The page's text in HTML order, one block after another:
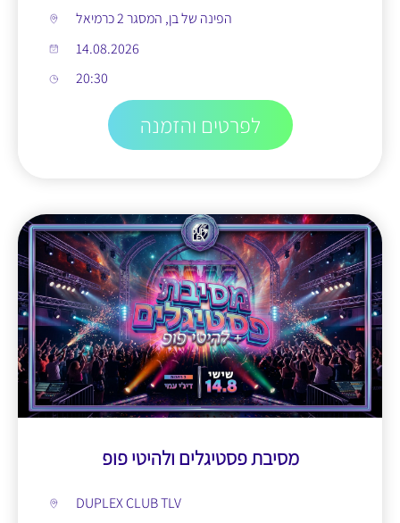
הפינה של בן, המסגר 2 כרמיאל
14.08.2026
20:30
לפרטים והזמנה
מסיבת פסטיגלים ולהיטי פופ
DUPLEX CLUB TLV